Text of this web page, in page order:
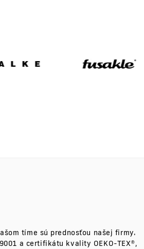
tíme sú prednosťou našej firmy.
a certifikátu kvality OEKO-TEX®,